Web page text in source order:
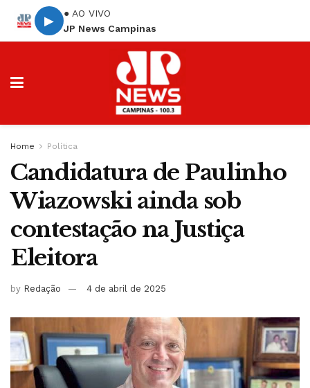
▶
● AO VIVO
JP News Campinas
Home Política
Candidatura de Paulinho
Wiazowski ainda sob
contestação na Justiça
Eleitora
by Redação 4 de abril de 2025